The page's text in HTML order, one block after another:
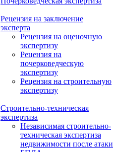
Рецензия на заключение
эксперта
Рецензия на оценочную
экспертизу
Рецензия на
почерковедческую
экспертизу
Рецензия на строительную
экспертизу
Строительно-техническая
экспертиза
Независимая строительно-
техническая экспертиза
недвижимости после атаки